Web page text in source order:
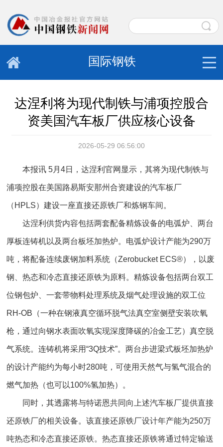
国际钢铁
达涅利将为现代制铁与浦项控股合
资美国汽车板厂供应核心设备
2026-05-29 06:56:00
本报讯 5月4日，达涅利官网显示，其将为现代制铁与
浦项控股在美国路易斯安那州合资建设的汽车板厂
（HPLS）建设一座直接还原铁厂和炼钢车间。
达涅利供货内容包括两套配备精炼设备的电弧炉、两台
厚板连铸机以及两台板坯加热炉。电弧炉设计产能为290万
吨，将配备连续废钢加料系统（Zerobucket ECS®），以废
钢、热态和冷态直接还原铁为原料。精炼设备包括两台双工
位钢包炉、一套带物料处理系统及烟气处理设施的双工位
RH-OB（一种在钢液真空循环脱气法真空室侧壁安装吹氧
枪，通过向钢水表面吹氧实现深度降碳的冶金工艺）真空脱
气系统。连铸机将采用“3Q技术”。两台步进梁式板坯加热炉
的设计产能约为每小时280吨，可使用天然气与氢气混合的
燃气加热（也可以100%氢加热）。
同时，其透露将与特诺恩共同向上述汽车板厂提供直接
还原铁厂的相关设备。该直接还原铁厂设计年产能为250万
吨热态和冷态直接还原铁。热态直接还原铁将通过特定输送